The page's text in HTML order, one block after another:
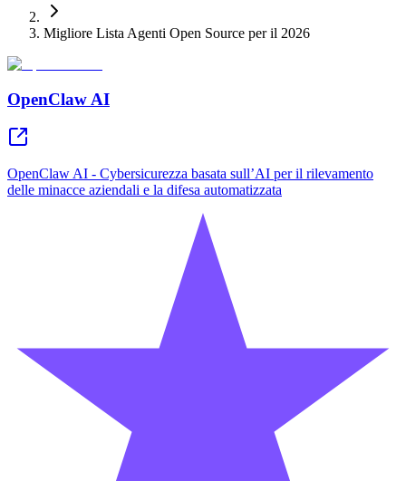
Migliore Lista Agenti Open Source per il 2026
OpenClaw AI
OpenClaw AI - Cybersicurezza basata sull’AI per il rilevamento
delle minacce aziendali e la difesa automatizzata